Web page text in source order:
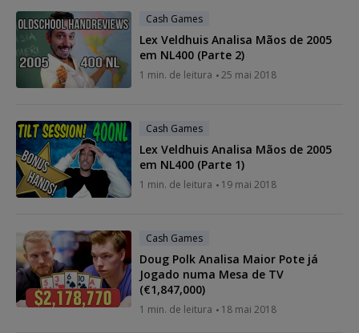
Cash Games
Lex Veldhuis Analisa Mãos de 2005
em NL400 (Parte 2)
1 min. de leitura 25 mai 2018
Cash Games
Lex Veldhuis Analisa Mãos de 2005
em NL400 (Parte 1)
1 min. de leitura 19 mai 2018
Cash Games
Doug Polk Analisa Maior Pote já
Jogado numa Mesa de TV
(€1,847,000)
1 min. de leitura 18 mai 2018